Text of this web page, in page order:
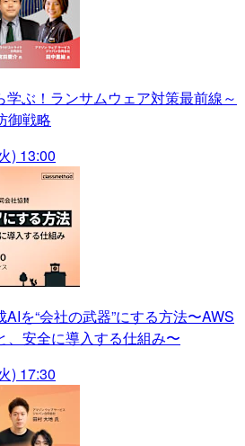
学ぶ！ランサムウェア対策最前線～
御戦略
) 13:00
AIを“会社の武器”にする方法〜AWS
、安全に導入する仕組み〜
) 17:30